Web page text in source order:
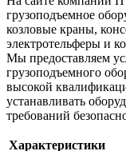
грузоподъемное
козловые краны,
электротельферы и
Мы предоставляем
грузоподъемного
высокой
устанавливать
требований
Характеристики